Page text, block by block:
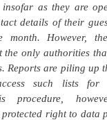
insofar as they are
details of their
However,
the only authorities
Reports are piling up
such lists for
procedure,
right to data